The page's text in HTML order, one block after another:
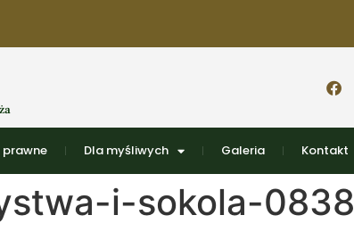
prawne Dla myśliwych Galeria Kontakt
i-sokola-0838